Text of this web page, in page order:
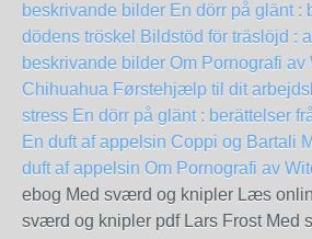
beskrivande bilder En dörr på glänt :
dödens tröskel
Bildstöd för träslöjd :
beskrivande bilder Om Pornografi av
Chihuahua Førstehjælp til dit
stress En dörr på glänt : berättelser
En duft af appelsin Coppi og Bartali
duft af appelsin Om Pornografi av
ebog Med sværd og knipler Læs
sværd og knipler pdf Lars Frost Med